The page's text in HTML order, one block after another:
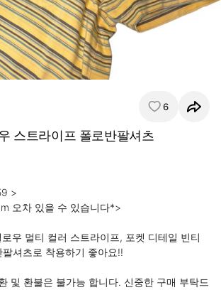
6
스트라이프 폴로반팔셔츠
>
오차 있을 수 있습니다*>
우 멀티 컬러 스트라이프, 포켓 디테일 빈티
셔츠로 착용하기 좋아요!!
및 환불은 불가능 합니다. 신중한 구매 부탁드